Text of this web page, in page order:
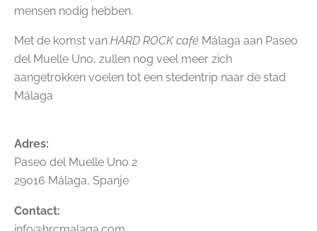
mensen nodig hebben.
Met de komst van HARD ROCK café Málaga aan Paseo
del Muelle Uno, zullen nog veel meer zich
aangetrokken voelen tot een stedentrip naar de stad
Málaga
Adres:
Paseo del Muelle Uno 2
29016 Málaga, Spanje
Contact: